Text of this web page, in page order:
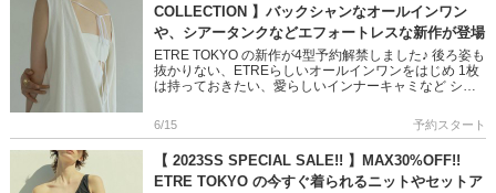
COLLECTION 】バックシャンなオールインワン
や、シアータンクなどエフォートレスな新作が登場
ETRE TOKYO の新作が4型予約解禁しました♪ 後ろ姿も
抜かりない、ETREらしいオールインワンをはじめ 1枚
は持っておきたい、愛らしいインナーキャミなど シテ
是 […]
6/15 予約スタート
【 2023SS SPECIAL SALE!! 】MAX30%OFF!!
ETRE TOKYO の今すぐ着られるニットやセットア